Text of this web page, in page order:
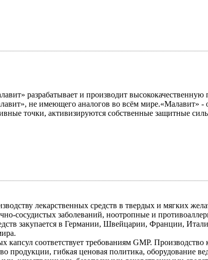
разрабатывает и производит
не имеющего аналогов во всём мире.«Малавит» -
точки, активизируются собственные защитные
лекарственных средств в твердых и мягких
сосудистых заболеваний, ноотропные и
закупается в Германии, Швейцарии, Франции,
соответствует требованиям GMP.
продукции, гибкая ценовая политика, оборудование